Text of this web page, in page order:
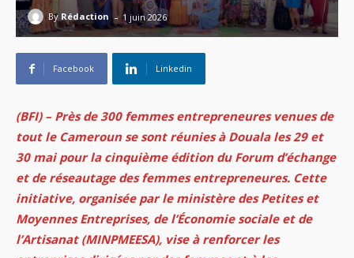
By Rédaction - 1 juin 2026
Facebook Linkedin
(BFI) – Près de 300 femmes entrepreneures venues de
tout le Cameroun se sont réunies à Douala les 29 et
30 mai pour la cinquième édition du Forum d’échange
et de réseautage des femmes entrepreneures. Cette
initiative, organisée par le ministère des Petites et
Moyennes Entreprises, de l’Économie sociale et de
l’Artisanat (MINPMEESA), vise à renforcer les